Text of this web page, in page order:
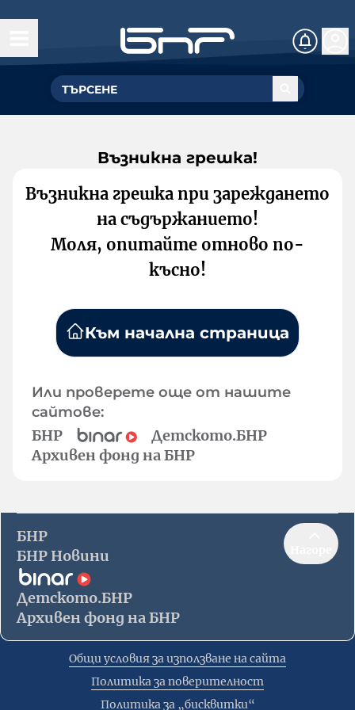
Възникна грешка!
Възникна грешка при зареждането
на съдържанието!
Моля, опитайте отново по-
късно!
Към начална страница
Или проверете още от нашите
сайтове:
БНР
Детското.БНР
Архивен фонд на БНР
БНР
БНР Новини
Детското.БНР
Архивен фонд на БНР
Общи условия за използване на сайта
Политика за поверителност
Политика за „бисквитки“